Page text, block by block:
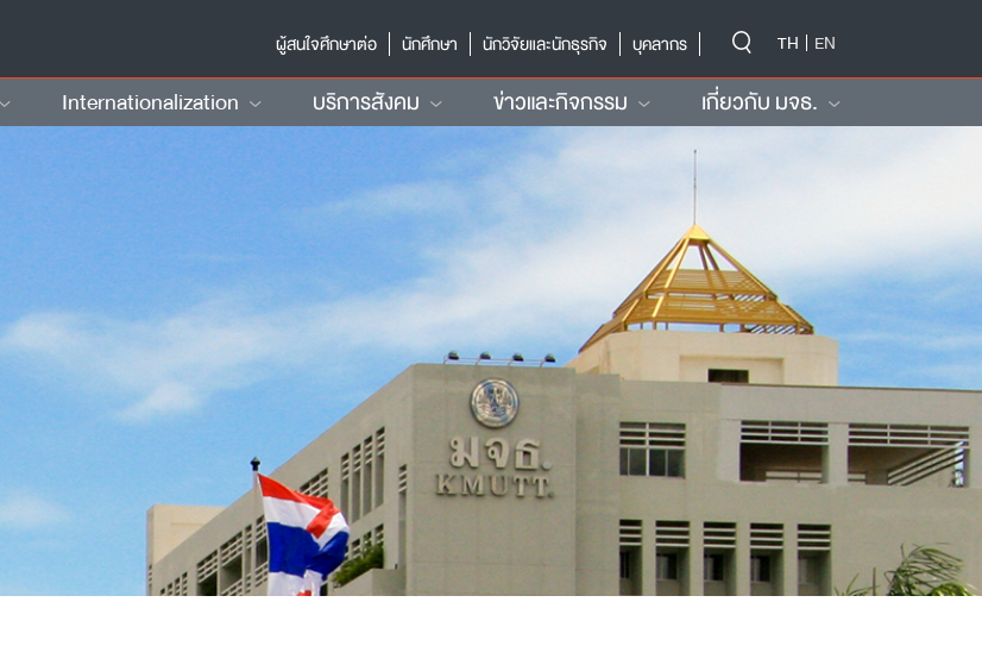
ผู้สนใจศึกษาต่อ
นักศึกษา นักวิจัยและนักธุรกิจ บุคลากร TH EN
Internationalization บริการสังคม ข่าวและกิจกรรม เกี่ยวกับ มจธ.